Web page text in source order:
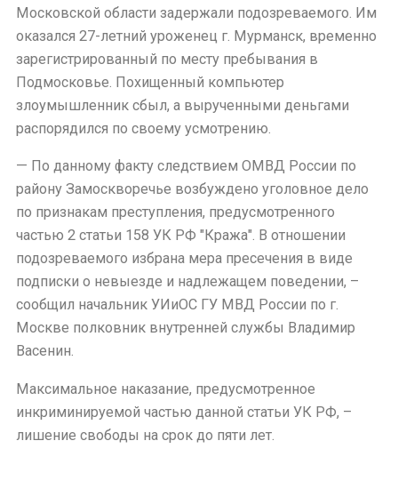
Московской области задержали подозреваемого. Им
оказался 27-летний уроженец г. Мурманск, временно
зарегистрированный по месту пребывания в
Подмосковье. Похищенный компьютер
злоумышленник сбыл, а вырученными деньгами
распорядился по своему усмотрению.
— По данному факту следствием ОМВД России по
району Замоскворечье возбуждено уголовное дело
по признакам преступления, предусмотренного
частью 2 статьи 158 УК РФ "Кража". В отношении
подозреваемого избрана мера пресечения в виде
подписки о невыезде и надлежащем поведении, –
сообщил начальник УИиОС ГУ МВД России по г.
Москве полковник внутренней службы Владимир
Васенин.
Максимальное наказание, предусмотренное
инкриминируемой частью данной статьи УК РФ, –
лишение свободы на срок до пяти лет.